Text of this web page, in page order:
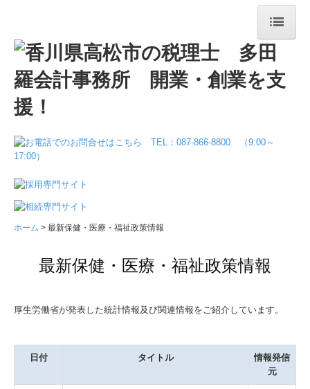
ホーム
事務所案内
お役立ち情報
業務案内
メディア掲載
お問合せ
ホーム 最新保健・医療・福祉政策情報
最新保健・医療・福祉政策情報
厚生労働省が発表した統計情報及び関連情報をご紹介しています。
日付 タイトル
情報発信
元